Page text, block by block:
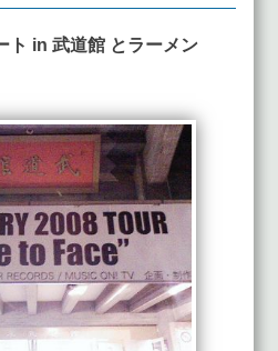
ト in 武道館 とラーメン